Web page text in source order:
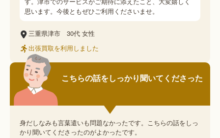
思います。今後ともぜひご利用くださいませ。
三重県津市 30代 女性
出張買取を利用しました
こちらの話をしっかり聞いてくださった
身だしなみも言葉遣いも問題なかったです。こちらの話をしっ
かり聞いてくださったのがよかったです。